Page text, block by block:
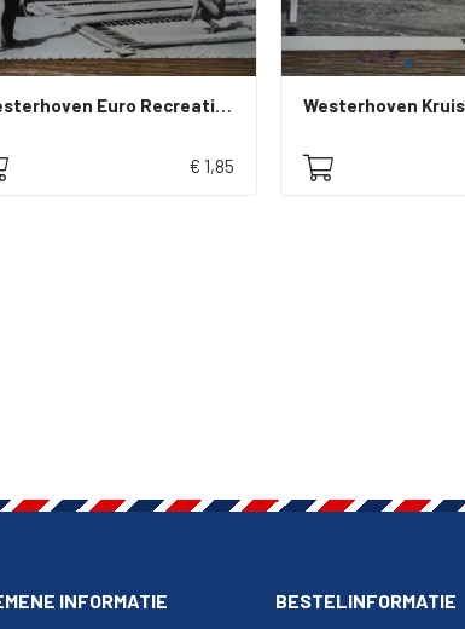
Westerhoven Euro Recreatie Centrum N. V.
€ 1,85
INFORMATIE BESTELINFORMATIE